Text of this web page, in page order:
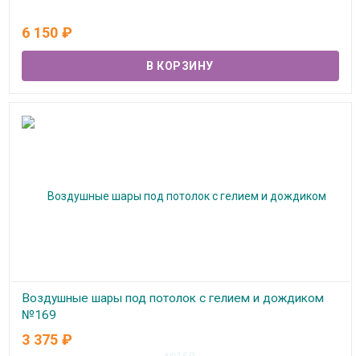
6 150 ₽
Воздушные шары под потолок с гелием и дождиком
№169
В наличии
3 375 ₽